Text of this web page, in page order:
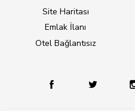
Site Haritası
Emlak İlanı
Otel Bağlantısız